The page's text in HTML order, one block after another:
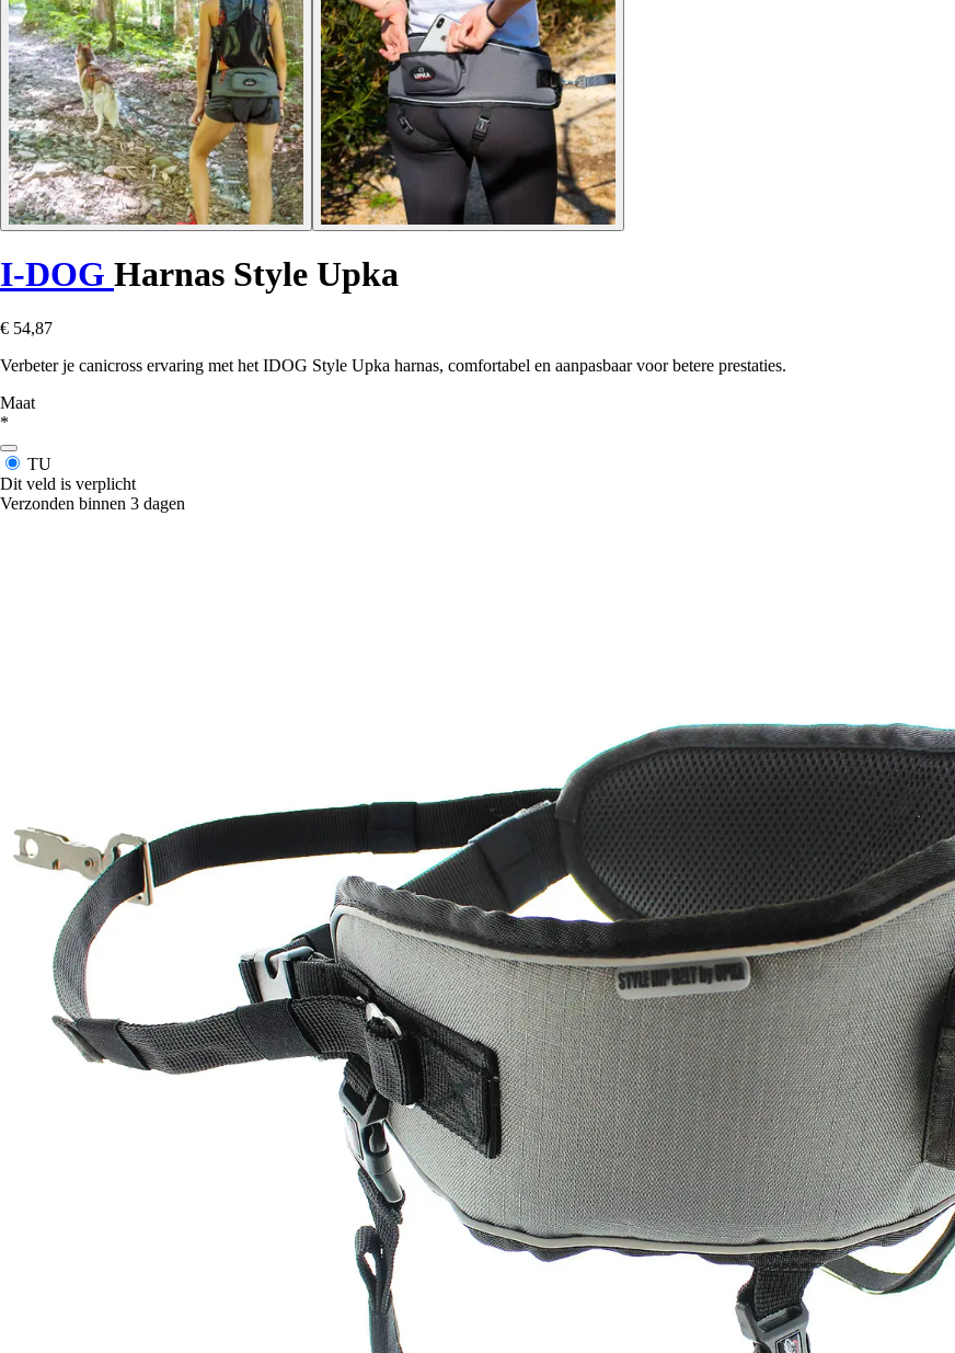
I-DOG Harnas Style Upka
€ 54,87
Verbeter je canicross ervaring met het IDOG Style Upka harnas, comfortabel en aanpasbaar voor betere prestaties.
Maat
*
TU
Dit veld is verplicht
Verzonden binnen 3 dagen